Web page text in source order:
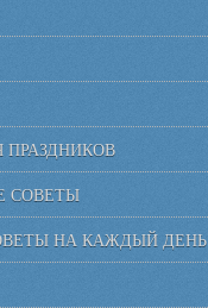
ПРАЗДНИКОВ
СОВЕТЫ
НА КАЖДЫЙ ДЕНЬ